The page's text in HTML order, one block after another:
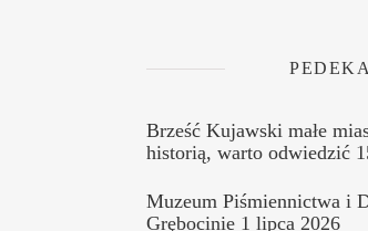
Brześć Kujawski małe
historią, warto odwiedzić
Muzeum Piśmiennictwa i
Grębocinie 1 lipca 2026